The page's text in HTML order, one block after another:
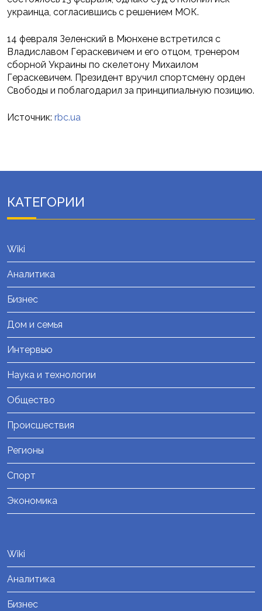
украинца, согласившись с решением МОК.
14 февраля Зеленский в Мюнхене встретился с
Владиславом Гераскевичем и его отцом, тренером
сборной Украины по скелетону Михаилом
Гераскевичем. Президент вручил спортсмену орден
Свободы и поблагодарил за принципиальную позицию.
Источник: rbc.ua
КАТЕГОРИИ
Wiki
Аналитика
Бизнес
Дом и семья
Интервью
Наука и технологии
Общество
Происшествия
Регионы
Спорт
Экономика
Wiki
Аналитика
Бизнес